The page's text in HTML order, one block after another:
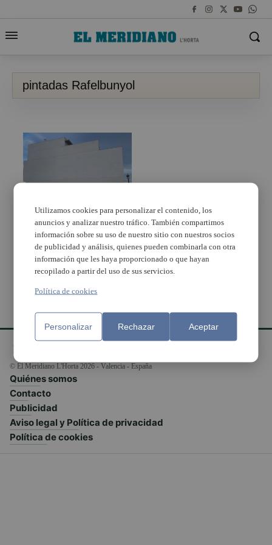
pintadas Rafelbunyol
Aparecen pintadas en
la casa del alcalde de
Rafelbunyol
© El Meridiano L'Horta 2026 - Valencia - España
Quiénes somos
Contacto
Publicidad
Aviso legal y Política de privacidad
Política de cookies
Utilizamos cookies para personalizar el contenido, los
anuncios y analizar nuestro tráfico. También compartimos
información sobre su uso de nuestro sitio con nuestros socios
de publicidad y análisis, quienes pueden combinarla con otra
información que les haya proporcionado o que hayan
recopilado a partir del uso de sus servicios.
Política de cookies
Personalizar Rechazar Aceptar